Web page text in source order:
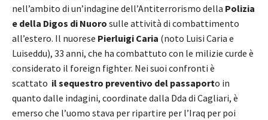
nell’ambito di un’indagine dell’Antiterrorismo della Polizia
e della Digos di Nuoro sulle attività di combattimento
all’estero. Il nuorese Pierluigi Caria (noto Luisi Caria e
Luiseddu), 33 anni, che ha combattuto con le milizie curde è
considerato il foreign fighter. Nei suoi confronti è
scattato il sequestro preventivo del passaporto in
quanto dalle indagini, coordinate dalla Dda di Cagliari, è
emerso che l’uomo stava per ripartire per l’Iraq per poi